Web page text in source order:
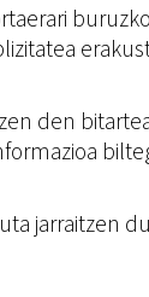
den
jarraitzen